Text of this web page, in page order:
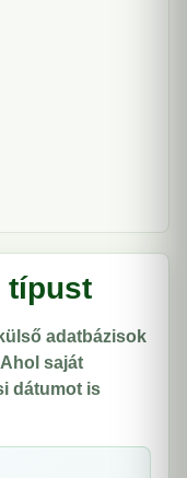
típust
adatbázisok
saját
dátumot is